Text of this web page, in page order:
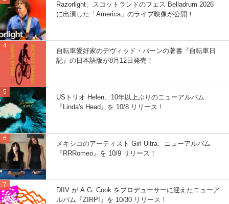
Razorlight、スコットランドのフェス Belladrum 2026
に出演した「America」のライブ映像が公開！
自転車愛好家のデヴィッド・バーンの著書『自転車日
記』の日本語版が8月12日発売！
USトリオ Helen、10年以上ぶりのニューアルバム
『Linda's Head』を 10/8 リリース！
メキシコのアーティスト Girl Ultra、ニューアルバム
『RRRomeo』を 10/9 リリース！
DIIV が A.G. Cook をプロデューサーに迎えたニューア
ルバム『ZIRP!』を 10/30 リリース！